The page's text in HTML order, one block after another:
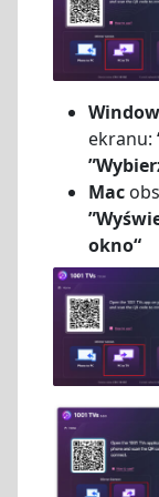
ekranu:
Mac
okno“